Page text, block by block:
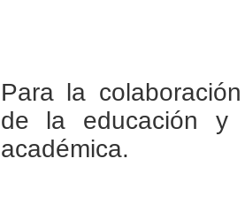
Para la
de la educación y
académica.